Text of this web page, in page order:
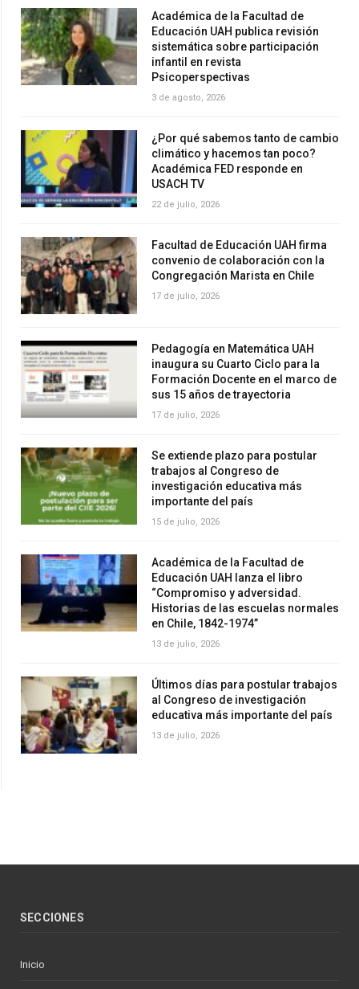
Académica de la Facultad de
Educación UAH publica revisión
sistemática sobre participación
infantil en revista
Psicoperspectivas
3 de agosto, 2026
¿Por qué sabemos tanto de cambio
climático y hacemos tan poco?
Académica FED responde en
USACH TV
22 de julio, 2026
Facultad de Educación UAH firma
convenio de colaboración con la
Congregación Marista en Chile
17 de julio, 2026
Pedagogía en Matemática UAH
inaugura su Cuarto Ciclo para la
Formación Docente en el marco de
sus 15 años de trayectoria
17 de julio, 2026
Se extiende plazo para postular
trabajos al Congreso de
investigación educativa más
importante del país
15 de julio, 2026
Académica de la Facultad de
Educación UAH lanza el libro
“Compromiso y adversidad.
Historias de las escuelas normales
en Chile, 1842-1974”
13 de julio, 2026
Últimos días para postular trabajos
al Congreso de investigación
educativa más importante del país
13 de julio, 2026
SECCIONES
Inicio